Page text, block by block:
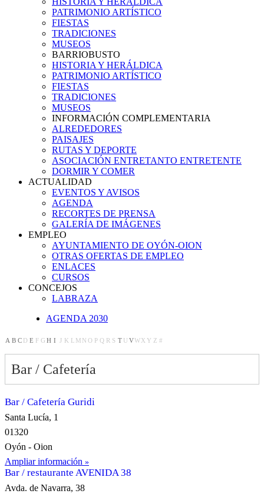
PATRIMONIO ARTÍSTICO
FIESTAS
TRADICIONES
MUSEOS
BARRIOBUSTO
HISTORIA Y HERÁLDICA
PATRIMONIO ARTÍSTICO
FIESTAS
TRADICIONES
MUSEOS
INFORMACIÓN COMPLEMENTARIA
ALREDEDORES
PAISAJES
RUTAS Y DEPORTE
ASOCIACIÓN ENTRETANTO ENTRETENTE
DORMIR Y COMER
ACTUALIDAD
EVENTOS Y AVISOS
AGENDA
RECORTES DE PRENSA
GALERÍA DE IMÁGENES
EMPLEO
AYUNTAMIENTO DE OYÓN-OION
OTRAS OFERTAS DE EMPLEO
ENLACES
CURSOS
CONCEJOS
LABRAZA
AGENDA 2030
A B C D E F G H I J K L M N O P Q R S T U VWX Y Z #
Bar / Cafetería
Bar / Cafetería Guridi
Santa Lucía, 1
01320
Oyón - Oion
Ampliar información
Bar / restaurante AVENIDA 38
Avda. de Navarra, 38